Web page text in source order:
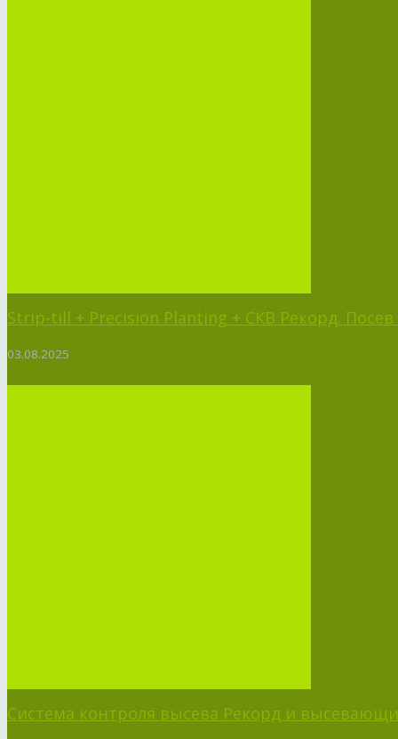
Strip-till + Precision Planting + СКВ Рекорд.
03.08.2025
Система контроля высева Рекорд и